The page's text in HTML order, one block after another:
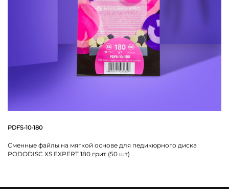
PDFS-10-180
Сменные файлы на мягкой основе для педикюрного диска
PODODISC XS EXPERT 180 грит (50 шт)